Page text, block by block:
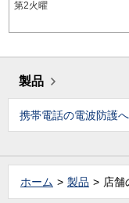
第2火曜
製品
携帯電話の電波防護
ホーム 製品 店舗